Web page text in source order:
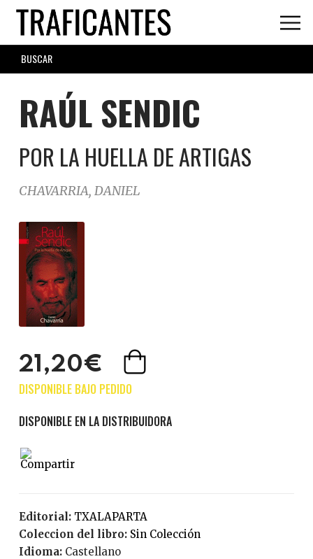
Skip
main
content
SEARCH
FORM
RAÚL SENDIC
POR LA HUELLA DE ARTIGAS
CHAVARRIA, DANIEL
21,20€
Editorial:
TXALAPARTA
Coleccion del libro:
Sin Colección
Idioma:
Castellano